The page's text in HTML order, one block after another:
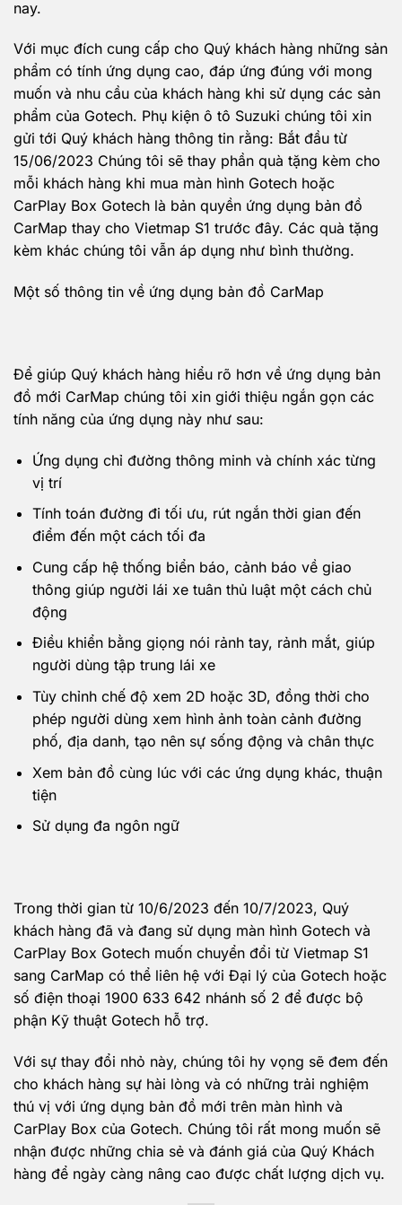
nay.
Với mục đích cung cấp cho Quý khách hàng những sản
phẩm có tính ứng dụng cao, đáp ứng đúng với mong
muốn và nhu cầu của khách hàng khi sử dụng các sản
phẩm của Gotech. Phụ kiện ô tô Suzuki chúng tôi xin
gửi tới Quý khách hàng thông tin rằng: Bắt đầu từ
15/06/2023 Chúng tôi sẽ thay phần quà tặng kèm cho
mỗi khách hàng khi mua màn hình Gotech hoặc
CarPlay Box Gotech là bản quyền ứng dụng bản đồ
CarMap thay cho Vietmap S1 trước đây. Các quà tặng
kèm khác chúng tôi vẫn áp dụng như bình thường.
Một số thông tin về ứng dụng bản đồ CarMap
Để giúp Quý khách hàng hiểu rõ hơn về ứng dụng bản
đồ mới CarMap chúng tôi xin giới thiệu ngắn gọn các
tính năng của ứng dụng này như sau:
Ứng dụng chỉ đường thông minh và chính xác từng
vị trí
Tính toán đường đi tối ưu, rút ngắn thời gian đến
điểm đến một cách tối đa
Cung cấp hệ thống biển báo, cảnh báo về giao
thông giúp người lái xe tuân thủ luật một cách chủ
động
Điều khiển bằng giọng nói rảnh tay, rảnh mắt, giúp
người dùng tập trung lái xe
Tùy chỉnh chế độ xem 2D hoặc 3D, đồng thời cho
phép người dùng xem hình ảnh toàn cảnh đường
phố, địa danh, tạo nên sự sống động và chân thực
Xem bản đồ cùng lúc với các ứng dụng khác, thuận
tiện
Sử dụng đa ngôn ngữ
Trong thời gian từ 10/6/2023 đến 10/7/2023, Quý
khách hàng đã và đang sử dụng màn hình Gotech và
CarPlay Box Gotech muốn chuyển đổi từ Vietmap S1
sang CarMap có thể liên hệ với Đại lý của Gotech hoặc
số điện thoại 1900 633 642 nhánh số 2 để được bộ
phận Kỹ thuật Gotech hỗ trợ.
Với sự thay đổi nhỏ này, chúng tôi hy vọng sẽ đem đến
cho khách hàng sự hài lòng và có những trải nghiệm
thú vị với ứng dụng bản đồ mới trên màn hình và
CarPlay Box của Gotech. Chúng tôi rất mong muốn sẽ
nhận được những chia sẻ và đánh giá của Quý Khách
hàng để ngày càng nâng cao được chất lượng dịch vụ.